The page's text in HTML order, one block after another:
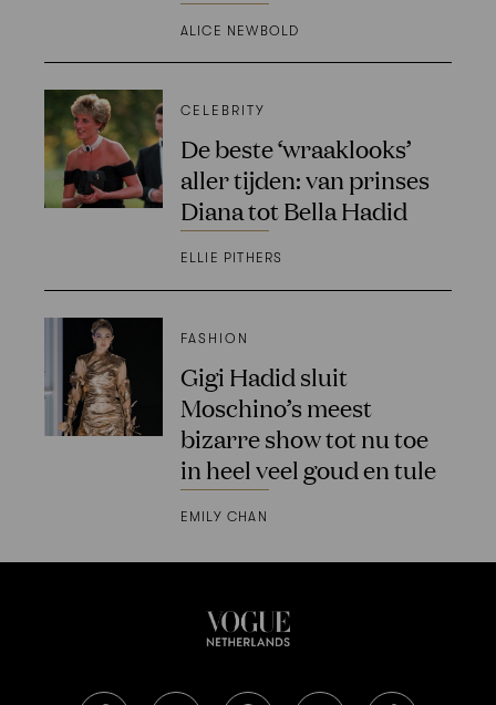
ALICE NEWBOLD
CELEBRITY
De beste ‘wraaklooks’
aller tijden: van prinses
Diana tot Bella Hadid
ELLIE PITHERS
FASHION
Gigi Hadid sluit
Moschino’s meest
bizarre show tot nu toe
in heel veel goud en tule
EMILY CHAN